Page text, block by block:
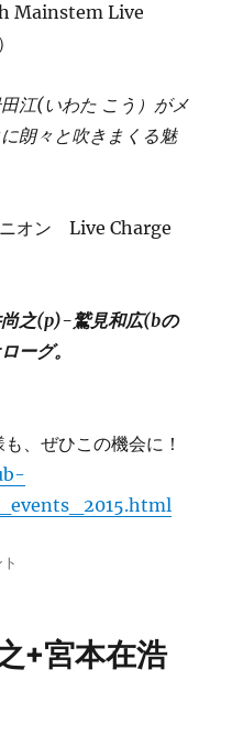
Mainstem Live
江(いわた こう）がメ
朗々と吹きまくる魅
オン Live Charge
之(p)-鷲見和広(bの
ーグ。
、ぜひこの機会に！
+宮本在浩